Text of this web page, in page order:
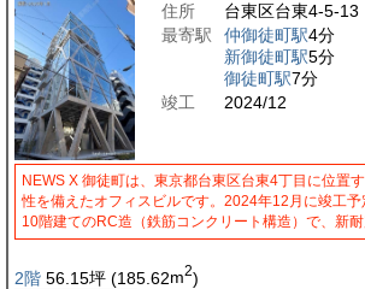
住所
台東区台東4-5-13
最寄駅
仲御徒町駅4分
新御徒町駅5分
御徒町駅7分
竣工
2024/12
NEWS X 御徒町は、東京都台東区台東4丁目に位置
性を備えたオフィスビルです。2024年12月に竣工
10階建てのRC造（鉄筋コンクリート構造）で、新耐
2階 56.15坪 (185.62m2)